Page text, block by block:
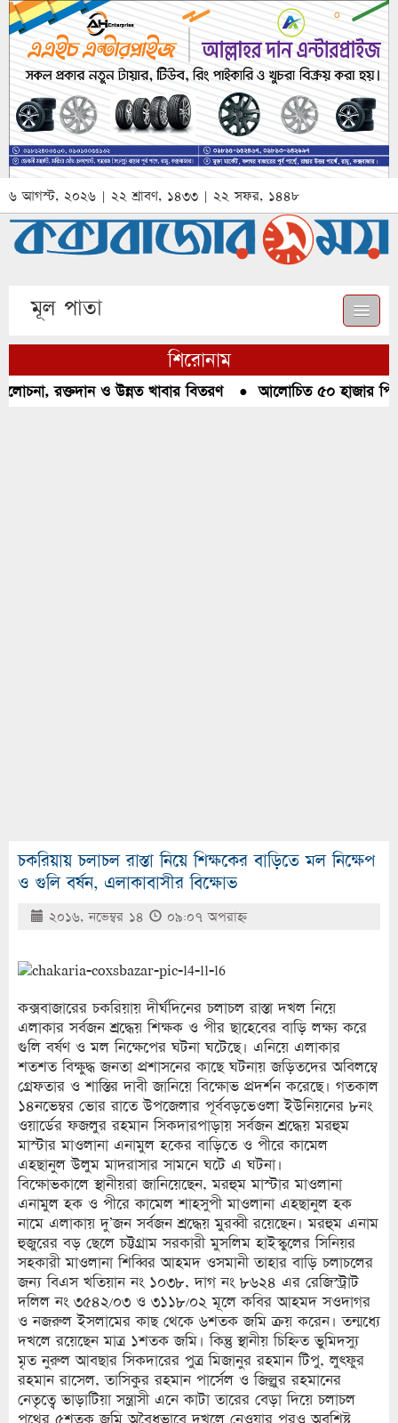
৬ আগস্ট, ২০২৬ | ২২ শ্রাবণ, ১৪৩৩ | ২২ সফর, ১৪৪৮
মূল পাতা
শিরোনাম
রক্তদান ও উন্নত খাবার বিতরণ●আলোচিত ৫০ হাজার পিস
চকরিয়ায় চলাচল রাস্তা নিয়ে শিক্ষকের বাড়িতে মল নিক্ষেপ
ও গুলি বর্ষন, এলাকাবাসীর বিক্ষোভ
২০১৬, নভেম্বর ১৪ ০৯:০৭ অপরাহ্ণ
কক্সবাজারের চকরিয়ায় দীর্ঘদিনের চলাচল রাস্তা দখল নিয়ে
এলাকার সর্বজন শ্রদ্ধেয় শিক্ষক ও পীর ছাহেবের বাড়ি লক্ষ্য করে
গুলি বর্ষণ ও মল নিক্ষেপের ঘটনা ঘটেছে। এনিয়ে এলাকার
শতশত বিক্ষুদ্ধ জনতা প্রশাসনের কাছে ঘটনায় জড়িতদের অবিলম্বে
গ্রেফতার ও শাস্তির দাবী জানিয়ে বিক্ষোভ প্রদর্শন করেছে। গতকাল
১৪নভেম্বর ভোর রাতে উপজেলার পূর্ববড়ভেওলা ইউনিয়নের ৮নং
ওয়ার্ডের ফজলুর রহমান সিকদারপাড়ায় সর্বজন শ্রদ্ধেয় মরহুম
মাস্টার মাওলানা এনামুল হকের বাড়িতে ও পীরে কামেল
এহছানুল উলুম মাদরাসার সামনে ঘটে এ ঘটনা।
বিক্ষোভকালে স্থানীয়রা জানিয়েছেন, মরহুম মাস্টার মাওলানা
এনামুল হক ও পীরে কামেল শাহসুপী মাওলানা এহছানুল হক
নামে এলাকায় দু’জন সর্বজন শ্রদ্ধেয় মুরব্বী রয়েছেন। মরহুম এনাম
হুজুরের বড় ছেলে চট্টগ্রাম সরকারী মুসলিম হাইস্কুলের সিনিয়র
সহকারী মাওলানা শিব্বির আহমদ ওসমানী তাহার বাড়ি চলাচলের
জন্য বিএস খতিয়ান নং ১০৩৮, দাগ নং ৮৬২৪ এর রেজিস্ট্রাট
দলিল নং ৩৫৪২/০৩ ও ৩১১৮/০২ মূলে কবির আহমদ সওদাগর
ও নজরুল ইসলামের কাছ থেকে ৬শতক জমি ক্রয় করেন। তন্মধ্যে
দখলে রয়েছেন মাত্র ১শতক জমি। কিন্তু স্থানীয় চিহ্নিত ভুমিদস্যু
মৃত নুরুল আবছার সিকদারের পুত্র মিজানুর রহমান টিপু, লুৎফুর
রহমান রাসেল, তাসিকুর রহমান পার্সেল ও জিল্লুর রহমানের
নেতৃত্বে ভাড়াটিয়া সন্ত্রাসী এনে কাটা তারের বেড়া দিয়ে চলাচল